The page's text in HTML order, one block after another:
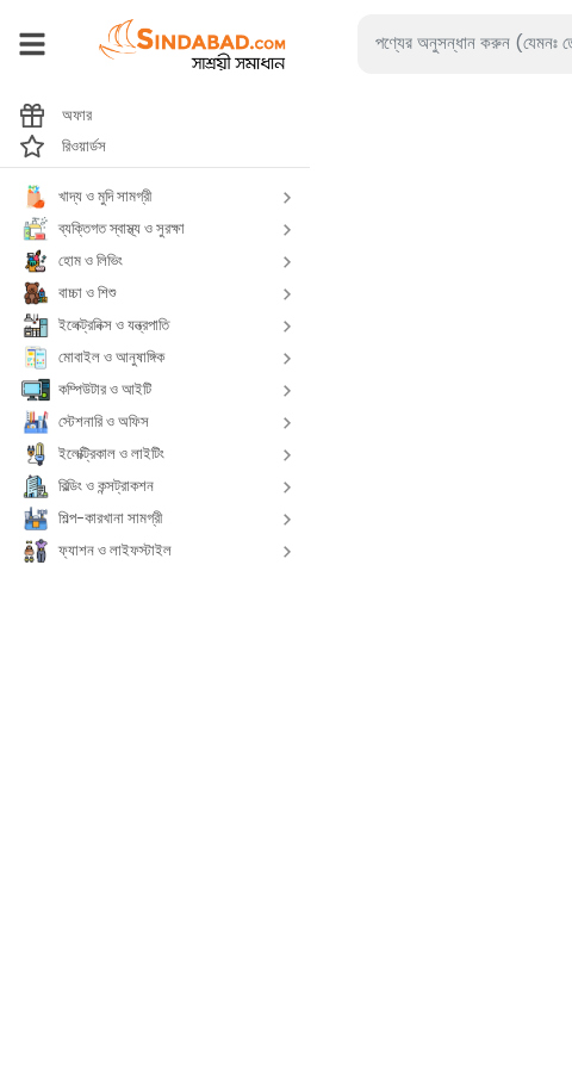
অফার
রিওয়ার্ডস
খাদ্য ও মুদি সামগ্রী
ব্যক্তিগত স্বাস্থ্য ও সুরক্ষা
হোম ও লিভিং
বাচ্চা ও শিশু
ইলেক্ট্রনিক্স ও যন্ত্রপাতি
মোবাইল ও আনুষাঙ্গিক
কম্পিউটার ও আইটি
স্টেশনারি ও অফিস
ইলেক্ট্রিকাল ও লাইটিং
বিল্ডিং ও কন্সট্রাকশন
শিল্প-কারখানা সামগ্রী
ফ্যাশন ও লাইফস্টাইল